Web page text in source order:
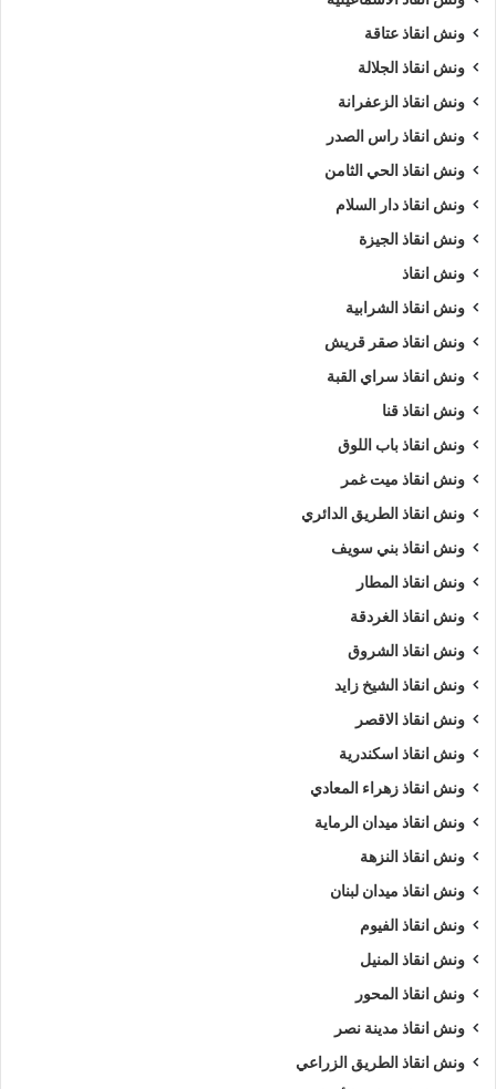
ونش انقاذ عتاقة
ونش انقاذ الجلالة
ونش انقاذ الزعفرانة
ونش انقاذ راس الصدر
ونش انقاذ الحي الثامن
ونش انقاذ دار السلام
ونش انقاذ الجيزة
ونش انقاذ
ونش انقاذ الشرابية
ونش انقاذ صقر قريش
ونش انقاذ سراي القبة
ونش انقاذ قنا
ونش انقاذ باب اللوق
ونش انقاذ ميت غمر
ونش انقاذ الطريق الدائري
ونش انقاذ بني سويف
ونش انقاذ المطار
ونش انقاذ الغردقة
ونش انقاذ الشروق
ونش انقاذ الشيخ زايد
ونش انقاذ الاقصر
ونش انقاذ اسكندرية
ونش انقاذ زهراء المعادي
ونش انقاذ ميدان الرماية
ونش انقاذ النزهة
ونش انقاذ ميدان لبنان
ونش انقاذ الفيوم
ونش انقاذ المنيل
ونش انقاذ المحور
ونش انقاذ مدينة نصر
ونش انقاذ الطريق الزراعي